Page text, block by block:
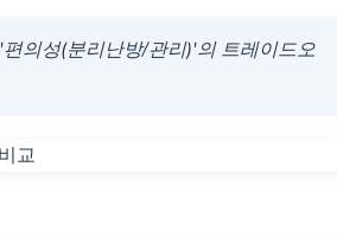
의성(분리난방/관리)'의 트레이드오